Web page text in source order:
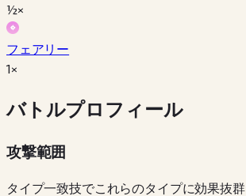
½×
フェアリー
1×
バトルプロフィール
攻撃範囲
タイプ一致技でこれらのタイプに効果抜群